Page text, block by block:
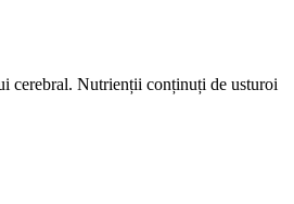
cerebral. Nutrienții conținuți de usturoi